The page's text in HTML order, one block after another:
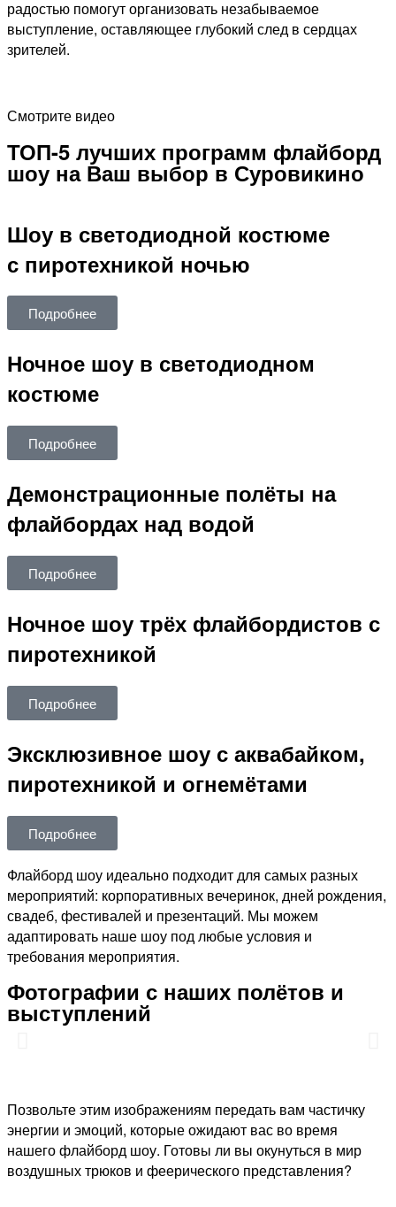
радостью помогут организовать незабываемое
выступление, оставляющее глубокий след в сердцах
зрителей.
Смотрите видео
ТОП-5 лучших программ флайборд
шоу на Ваш выбор в Суровикино
Шоу в светодиодной костюме
с пиротехникой ночью
Подробнее
Ночное шоу в светодиодном
костюме
Подробнее
Демонстрационные полёты на
флайбордах над водой
Подробнее
Ночное шоу трёх флайбордистов с
пиротехникой
Подробнее
Эксклюзивное шоу с аквабайком,
пиротехникой и огнемётами
Подробнее
Флайборд шоу идеально подходит для самых разных
мероприятий: корпоративных вечеринок, дней рождения,
свадеб, фестивалей и презентаций. Мы можем
адаптировать наше шоу под любые условия и
требования мероприятия.
Фотографии с наших полётов и
выступлений
Позвольте этим изображениям передать вам частичку
энергии и эмоций, которые ожидают вас во время
нашего флайборд шоу. Готовы ли вы окунуться в мир
воздушных трюков и феерического представления?